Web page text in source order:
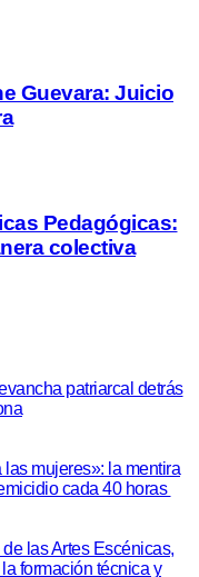
Guevara: Juicio
Pedagógicas:
colectiva
patriarcal detrás
mujeres»: la mentira
cada 40 horas
las Artes Escénicas,
formación técnica y